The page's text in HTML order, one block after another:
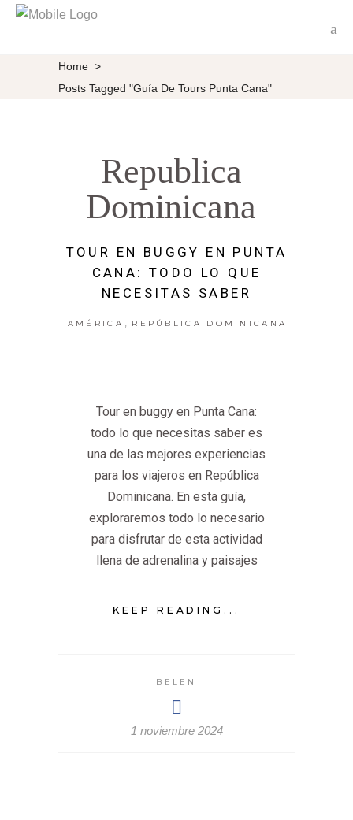
Home >
Posts Tagged "guía De Tours Punta Cana"
Republica
Dominicana
TOUR EN BUGGY EN PUNTA
CANA: TODO LO QUE
NECESITAS SABER
AMÉRICA REPÚBLICA DOMINICANA
Tour en buggy en Punta Cana:
todo lo que necesitas saber es
una de las mejores experiencias
para los viajeros en República
Dominicana. En esta guía,
exploraremos todo lo necesario
para disfrutar de esta actividad
llena de adrenalina y paisajes
KEEP READING...
BELEN
1 noviembre 2024